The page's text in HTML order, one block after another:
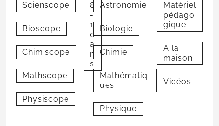
Scienscope
Bioscope
Chimiscope
Mathscope
Physiscope
8
-
1
0
a
n
s
Astronomie
Biologie
Chimie
Mathématiq
ues
Physique
Matériel
pédago
gique
A la
maison
Vidéos